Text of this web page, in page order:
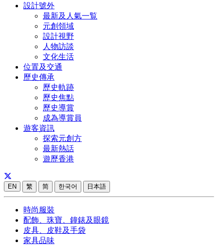
設計號外
最新及人氣一覧
元創領域
設計視野
人物訪談
文化生活
位置及交通
歷史傳承
歷史軌跡
歷史焦點
歷史導賞
成為導賞員
遊客資訊
探索元創方
最新熱話
遊歷香港
EN 繁 简 한국어 日本語
時尚服裝
配飾、珠寶、鐘錶及眼鏡
皮具、皮鞋及手袋
家具品味